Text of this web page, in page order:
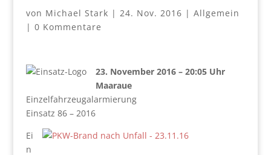
von Michael Stark | 24. Nov. 2016 | Allgemein
| 0 Kommentare
23. November 2016 – 20:05 Uhr
Maaraue
Einzelfahrzeugalarmierung
Einsatz 86 – 2016
Ei
n